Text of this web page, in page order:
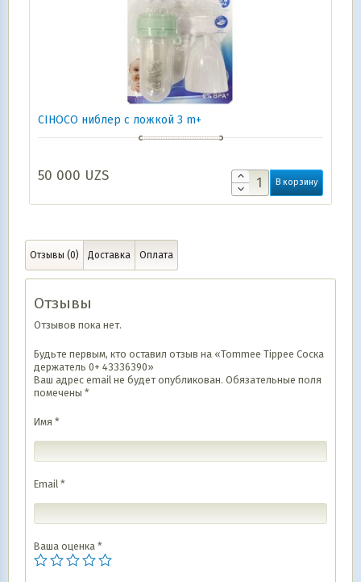
CIHОCO ниблер с ложкой 3 m+
50 000 UZS В корзину
Отзывы (0) Доставка Оплата
Отзывы
Отзывов пока нет.
Будьте первым, кто оставил отзыв на «Tommee Tippee Соска
держатель 0+ 43336390»
Ваш адрес email не будет опубликован. Обязательные поля
помечены *
Имя *
Email *
Ваша оценка *